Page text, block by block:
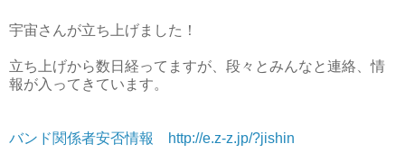
宇宙さんが立ち上げました！
立ち上げから数日経ってますが、段々とみんなと連絡、情
報が入ってきています。
バンド関係者安否情報 http://e.z-z.jp/?jishin